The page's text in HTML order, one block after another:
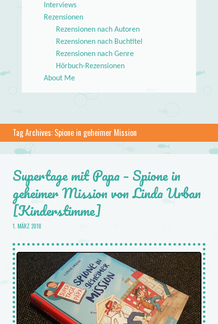
Interviews
Rezensionen
Rezensionen nach Autoren
Rezensionen nach Buchtitel
Rezensionen nach Genre
Hörbuch-Rezensionen
About Me
Tag Archives: Spione in geheimer Mission
Supertage mit Papa – Spione in
geheimer Mission von Linda Urban
[Kinderstimme]
1. MÄRZ 2018